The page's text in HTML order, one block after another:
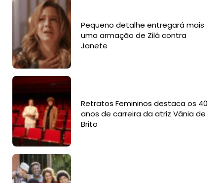
Pequeno detalhe entregará mais
uma armação de Zilá contra
Janete
Retratos Femininos destaca os 40
anos de carreira da atriz Vânia de
Brito